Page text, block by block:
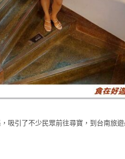
吸引了不少民眾前往尋寶，到台南旅遊